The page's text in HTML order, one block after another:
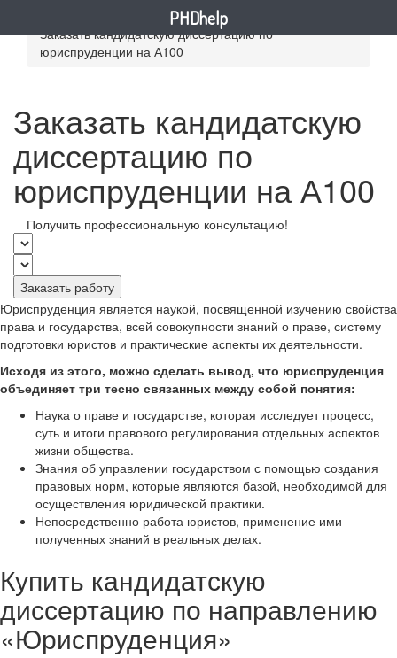
Кандидатские диссертации
Заказать кандидатскую диссертацию по
юриспруденции на А100
Заказать кандидатскую
диссертацию по
юриспруденции на А100
Получить профессиональную консультацию!
Заказать работу
Юриспруденция является наукой, посвященной изучению свойства
права и государства, всей совокупности знаний о праве, систему
подготовки юристов и практические аспекты их деятельности.
Исходя из этого, можно сделать вывод, что юриспруденция
объединяет три тесно связанных между собой понятия:
Наука о праве и государстве, которая исследует процесс,
суть и итоги правового регулирования отдельных аспектов
жизни общества.
Знания об управлении государством с помощью создания
правовых норм, которые являются базой, необходимой для
осуществления юридической практики.
Непосредственно работа юристов, применение ими
полученных знаний в реальных делах.
Купить кандидатскую
диссертацию по направлению
«Юриспруденция»
PHDhelp